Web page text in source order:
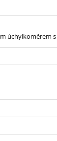
úchylkoměrem